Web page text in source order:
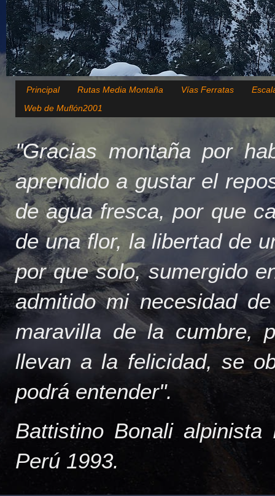
Principal Rutas Media Montaña Vías Ferratas
Web de Muflón2001
"Gracias montaña por
aprendido a gustar el
de agua fresca, por que
de una flor, la libertad de
por que solo, sumergido
admitido mi necesidad
maravilla de la cumbre,
llevan a la felicidad, se
podrá entender".
Battistino Bonali
Perú 1993.